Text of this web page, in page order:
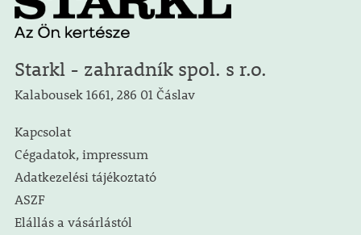
Starkl - zahradník spol. s r.o.
Kalabousek 1661, 286 01 Čáslav
Kapcsolat
Cégadatok, impressum
Adatkezelési tájékoztató
ASZF
Elállás a vásárlástól